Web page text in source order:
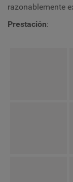
razonablemente
Prestación: